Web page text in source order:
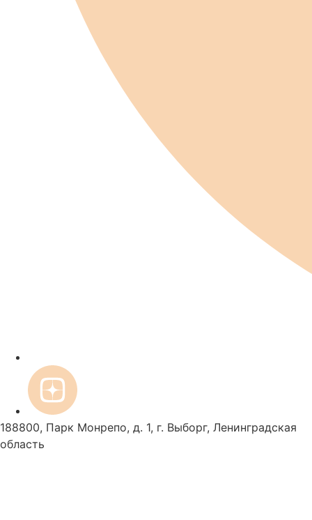
188800, Парк Монрепо, д. 1, г. Выборг, Ленинградская
область